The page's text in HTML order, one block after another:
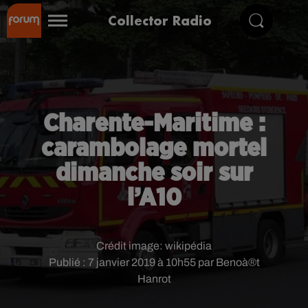
Collector Radio
Charente-Maritime :
carambolage mortel
dimanche soir sur
l’A10
Publié : 7 janvier 2019 à 10h55 par Benoà®t
Hanrot
Crédit image: wikipédia